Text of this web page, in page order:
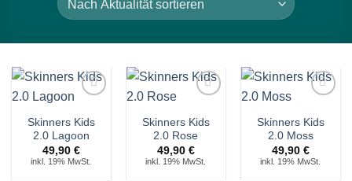
Wunschliste!
Skinners Kids
2.0 Lagoon
49,90 €
inkl. 19% MwSt.
Wunschliste!
Skinners Kids
2.0 Rose
49,90 €
inkl. 19% MwSt.
Wunschliste!
Skinners Kids
2.0 Moss
49,90 €
inkl. 19% MwSt.